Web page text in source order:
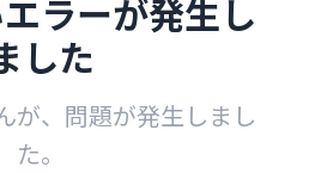
ラーが発生し
した
が、問題が発生しまし
た。